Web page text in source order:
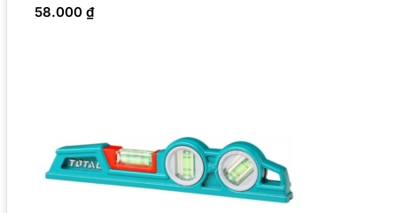
58.000 ₫